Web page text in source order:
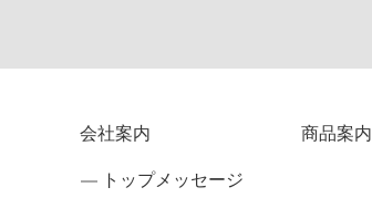
会社案内
トップメッセージ
商品案内